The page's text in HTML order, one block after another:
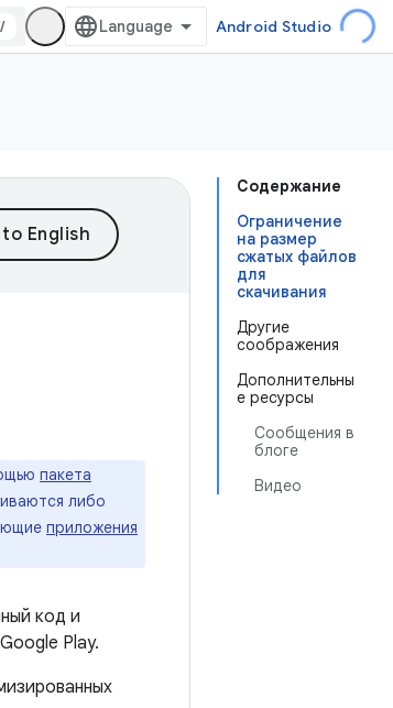
/ Android Studio
Содержание
Ограничение
на размер
сжатых файлов
для
скачивания
Другие
соображения
Дополнительны
е ресурсы
Сообщения в
блоге
Видео
пакета
либо
приложения
код и
Play.